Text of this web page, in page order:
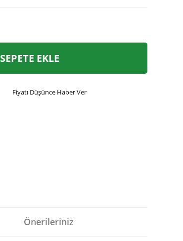
SEPETE EKLE
Fiyatı Düşünce Haber Ver
Önerileriniz